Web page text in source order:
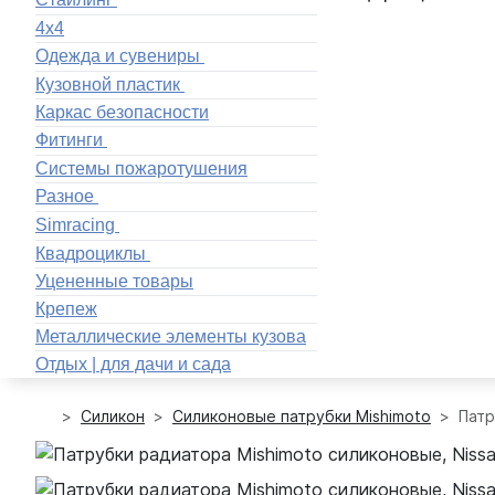
4x4
Одежда и сувениры
Кузовной пластик
Каркас безопасности
Фитинги
Системы пожаротушения
Разное
Simracing
Квадроциклы
Уцененные товары
Крепеж
Металлические элементы кузова
Отдых | для дачи и сада
Силикон Силиконовые патрубки Mishimoto